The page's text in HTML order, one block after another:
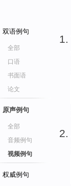
双语例句
全部
口语
书面语
论文
原声例句
全部
音频例句
视频例句
权威例句